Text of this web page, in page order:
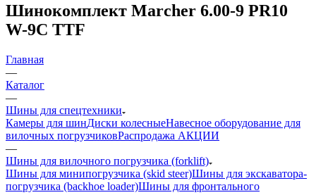
Шинокомплект Marcher 6.00-9 PR10
W-9С TTF
Главная
—
Каталог
—
Шины для спецтехники
Камеры для шинДиски колесныеНавесное оборудование для
вилочных погрузчиковРаспродажа АКЦИИ
—
Шины для вилочного погрузчика (forklift)
Шины для минипогрузчика (skid steer)Шины для экскаватора-
погрузчика (backhoe loader)Шины для фронтального